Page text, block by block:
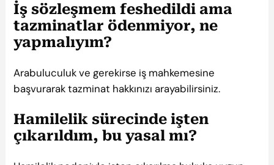
İş sözleşmem feshedildi ama
tazminatlar ödenmiyor, ne
yapmalıyım?
Arabuluculuk ve gerekirse iş mahkemesine
başvurarak tazminat hakkınızı arayabilirsiniz.
Hamilelik sürecinde işten
çıkarıldım, bu yasal mı?